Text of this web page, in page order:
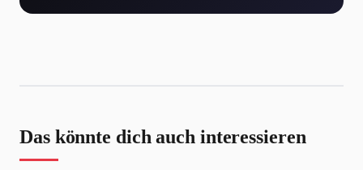
Das könnte dich auch interessieren